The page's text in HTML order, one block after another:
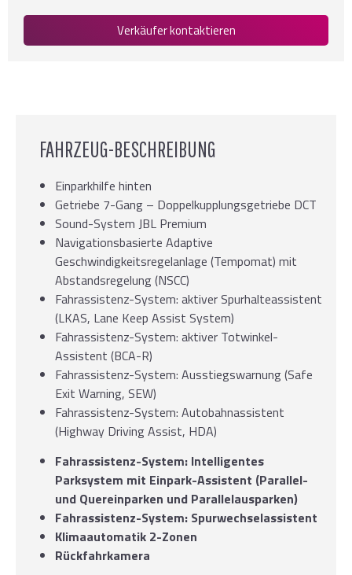
Verkäufer kontaktieren
FAHRZEUG-BESCHREIBUNG
Einparkhilfe hinten
Getriebe 7-Gang – Doppelkupplungsgetriebe DCT
Sound-System JBL Premium
Navigationsbasierte Adaptive
Geschwindigkeitsregelanlage (Tempomat) mit
Abstandsregelung (NSCC)
Fahrassistenz-System: aktiver Spurhalteassistent
(LKAS, Lane Keep Assist System)
Fahrassistenz-System: aktiver Totwinkel-
Assistent (BCA-R)
Fahrassistenz-System: Ausstiegswarnung (Safe
Exit Warning, SEW)
Fahrassistenz-System: Autobahnassistent
(Highway Driving Assist, HDA)
Fahrassistenz-System: Intelligentes
Parksystem mit Einpark-Assistent (Parallel-
und Quereinparken und Parallelausparken)
Fahrassistenz-System: Spurwechselassistent
Klimaautomatik 2-Zonen
Rückfahrkamera